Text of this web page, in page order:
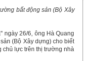
bất động sản (Bộ Xây
ngày 26/6, ông Hà Quang
(Bộ Xây dựng) cho biết
chủ lực trên thị trường nhà